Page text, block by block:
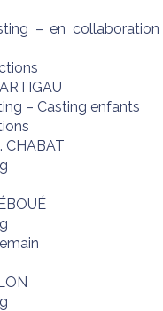
– en
– Casting enfants
CHABAT